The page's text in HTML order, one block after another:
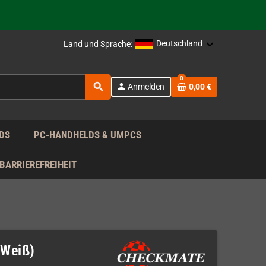
Land und Sprache: Deutschland
search person Anmelden
0
0,00 €
PC-HANDHELDS & UMPCS
BARRIEREFREIHEIT